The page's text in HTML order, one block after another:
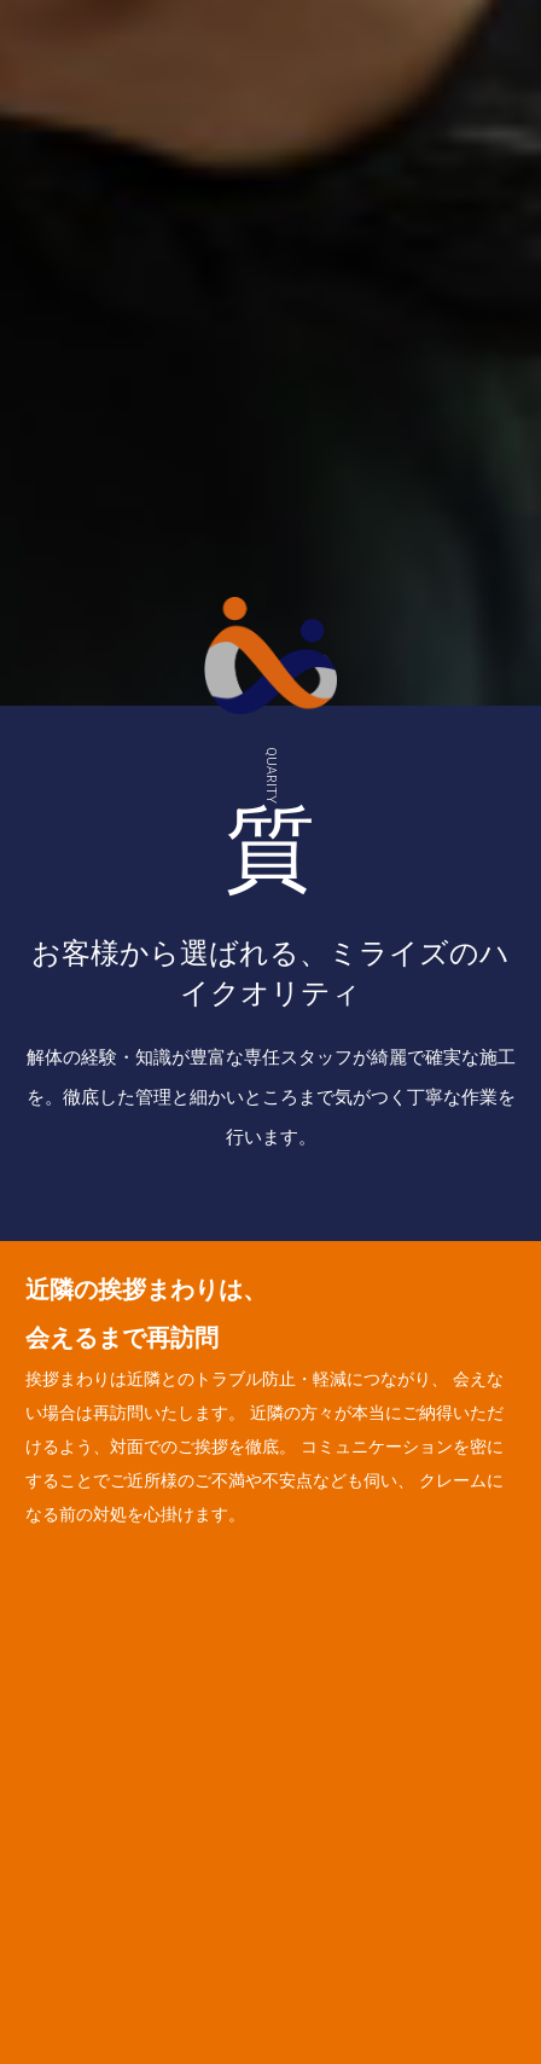
QUARITY
お客様から選ばれる、ミライズのハ
イクオリティ
解体の経験・知識が豊富な専任スタッフが綺麗で確実な施工
を。徹底した管理と細かいところまで気がつく丁寧な作業を
行います。
近隣の挨拶まわりは、
会えるまで再訪問
挨拶まわりは近隣とのトラブル防止・軽減につながり、 会えな
い場合は再訪問いたします。 近隣の方々が本当にご納得いただ
けるよう、対面でのご挨拶を徹底。 コミュニケーションを密に
することでご近所様のご不満や不安点なども伺い、 クレームに
なる前の対処を心掛けます。